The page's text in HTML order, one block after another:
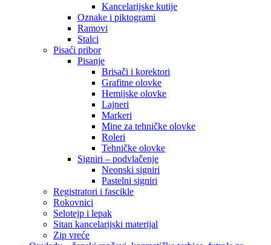
Kancelarijske kutije
Oznake i piktogrami
Ramovi
Stalci
Pisaći pribor
Pisanje
Brisači i korektori
Grafitne olovke
Hemijske olovke
Lajneri
Markeri
Mine za tehničke olovke
Roleri
Tehničke olovke
Signiri – podvlačenje
Neonski signiri
Pastelni signiri
Registratori i fascikle
Rokovnici
Selotejp i lepak
Sitan kancelarijski materijal
Zip vreće